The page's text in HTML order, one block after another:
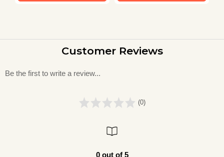
Customer Reviews
Be the first to write a review...
(0)
0 out of 5